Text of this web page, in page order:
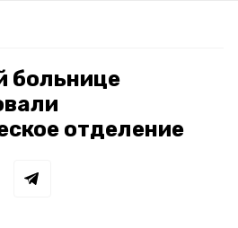
больнице
отделение